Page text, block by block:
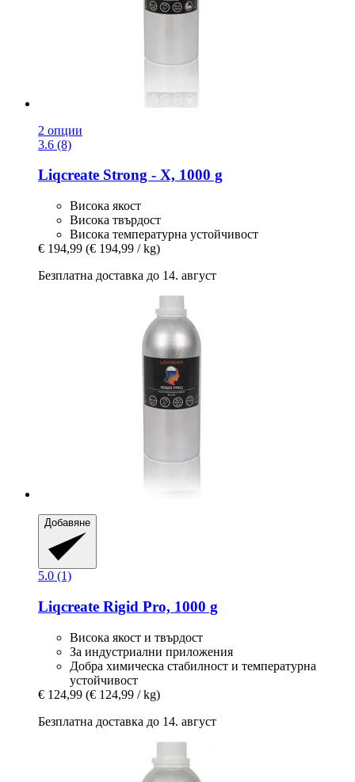
2 опции
3.6 (8)
Liqcreate Strong -​ X, 1000 g
Висока якост
Висока твърдост
Висока температурна устойчивост
€ 194,99 (€ 194,99 / kg)
Безплатна доставка до 14. август
Добавяне
5.0 (1)
Liqcreate Rigid Pro, 1000 g
Висока якост и твърдост
За индустриални приложения
Добра химическа стабилност и температурна
устойчивост
€ 124,99 (€ 124,99 / kg)
Безплатна доставка до 14. август